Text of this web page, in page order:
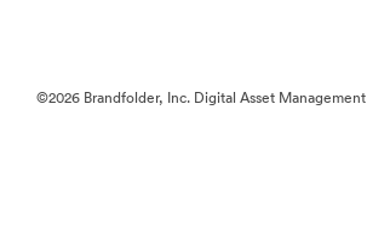
©2026 Brandfolder, Inc. Digital Asset Management